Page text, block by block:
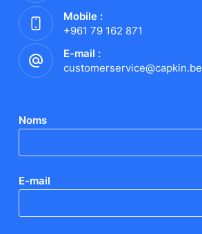
Mobile :
+961 79 162 871
E-mail :
customerservice@capkin.be
Noms
E-mail